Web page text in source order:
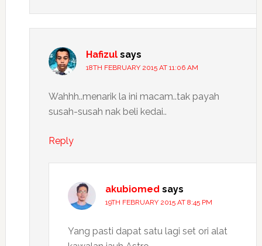
Hafizul says
18TH FEBRUARY 2015 AT 11:06 AM
Wahhh..menarik la ini macam..tak payah
susah-susah nak beli kedai..
Reply
akubiomed says
19TH FEBRUARY 2015 AT 8:45 PM
Yang pasti dapat satu lagi set ori alat